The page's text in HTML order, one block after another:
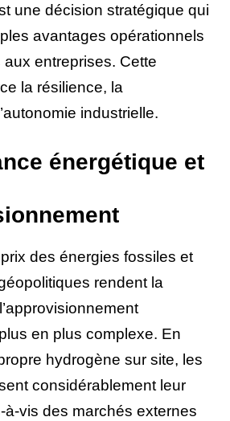
une décision stratégique qui
avantages opérationnels
entreprises. Cette
la résilience, la
industrielle.
énergétique et
des énergies fossiles et
rendent la
en plus complexe. En
hydrogène sur site, les
considérablement leur
vis des marchés externes